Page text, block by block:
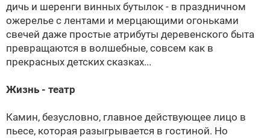
дичь и шеренги винных бутылок - в праздничном
ожерелье с лентами и мерцающими огоньками
свечей даже простые атрибуты деревенского быта
превращаются в волшебные, совсем как в
прекрасных детских сказках...
Жизнь - театр
Камин, безусловно, главное действующее лицо в
пьесе, которая разыгрывается в гостиной. Но